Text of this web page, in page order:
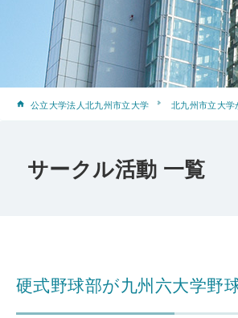
公立大学法人北九州市立大学 北九州市立大
サークル活動 一覧
硬式野球部が九州六大学野